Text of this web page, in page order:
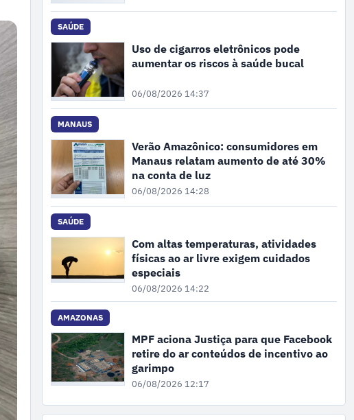
SAÚDE
Uso de cigarros eletrônicos pode
aumentar os riscos à saúde bucal
06/08/2026 14:37
MANAUS
Verão Amazônico: consumidores em
Manaus relatam aumento de até 30%
na conta de luz
06/08/2026 14:28
SAÚDE
Com altas temperaturas, atividades
físicas ao ar livre exigem cuidados
especiais
06/08/2026 14:22
AMAZONAS
MPF aciona Justiça para que Facebook
retire do ar conteúdos de incentivo ao
garimpo
06/08/2026 12:17